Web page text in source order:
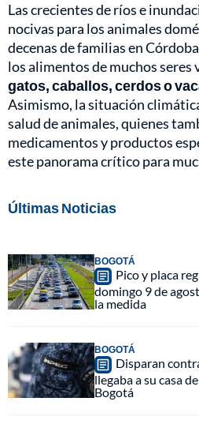
Las crecientes de ríos e
nocivas para los animales
decenas de familias en
los alimentos de muchos seres
gatos, caballos, cerdos o
Asimismo, la situación
salud de animales, quienes
medicamentos y productos
este panorama crítico para
Últimas Noticias
BOGOTÁ
Pico y placa
domingo 9 de
la medida
BOGOTÁ
Disparan
llegaba a su casa
Bogotá